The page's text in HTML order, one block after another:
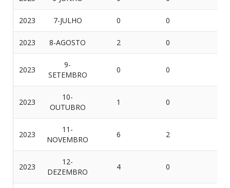
2023 7-JULHO 0 0
2023 8-AGOSTO 2 0
2023
9-
SETEMBRO
0 0
2023
10-
OUTUBRO
1 0
2023
11-
NOVEMBRO
6 2
2023
12-
DEZEMBRO
4 0